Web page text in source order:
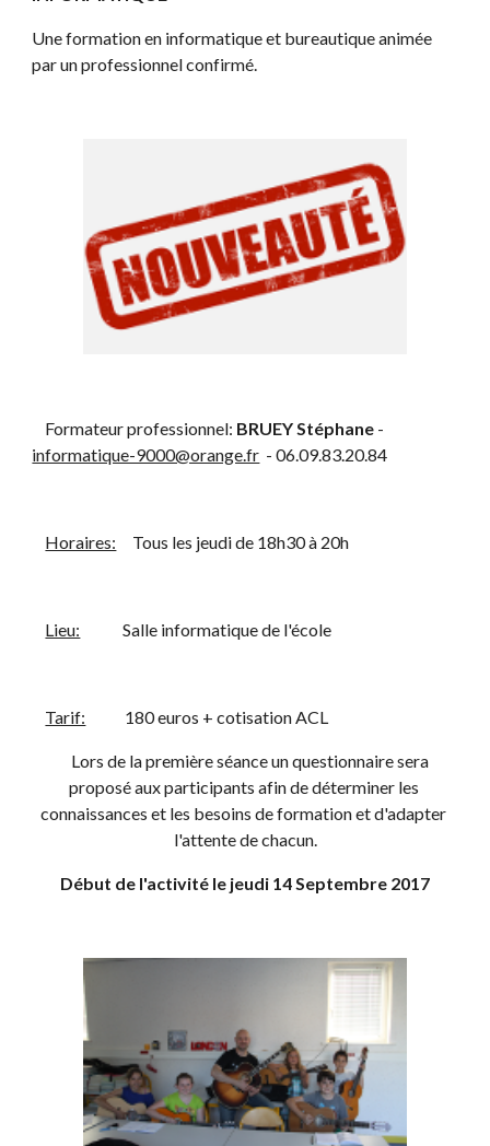
Une formation en informatique et bureautique animée
par un professionnel confirmé.
    Formateur professionnel:
BRUEY Stéphane
informatique-9000@orange.fr
  - 06.09.83.20.84
Horaires:
     Tous les jeudi de 18h30 à 20h
Lieu:
             Salle informatique de l'école
Tarif:
            180 euros + cotisation ACL
proposé aux participants afin de déterminer les
connaissances et les besoins de formation et d'adapter
l'attente de chacun.
Début de l'activité le jeudi 14 Septembre 2017